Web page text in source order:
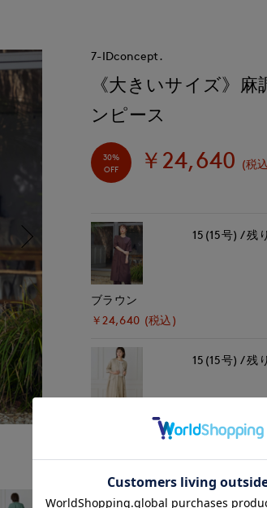
7-IDconcept.
《大きいサイズ》
ンピース
30%
OFF
￥24,640 (税
ブラウン
￥24,640 (税込)
15(15号) 残
￥24,640 (税込)
15(15号) 残